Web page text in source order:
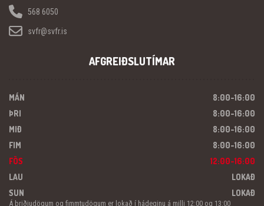
568 6050
svfr@svfr.is
AFGREIÐSLUTÍMAR
MÁN
8:00-16:00
ÞRI
8:00-16:00
MIÐ
8:00-16:00
FIM
8:00-16:00
FÖS
12:00-16:00
LAU
LOKAÐ
SUN
LOKAÐ
Á þriðjudögum og fimmtudögum er lokað í hádeginu á milli 12:00 og 13:00